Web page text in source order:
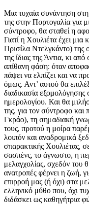
Μια τυχαία συνάντηση
της στην Πορτογαλία για
σύντροφο, θα σταθεί η
Γιατί η Χουλιέτα έχει
Πρισίλα Ντελγκάντο) της
της ίδιας της Άντια, κι
απίθανη φάση: όταν
πάψει να ελπίζει και να
όμως. Αντ’ αυτού θα
διαδικασία
ημερολογίου. Και θα
της, για τον σύντροφο
Γκράο), τη σημαδιακή
τους, προτού η μοίρα
λοιπόν και αναδρομικά
σπαρακτικής Χουλιέτας,
σασπένς, το άγνωστο, η
μελαγχολίας, σχεδόν του
ανατροπές φέρνει η ζωή,
επιρροή μας (ή όχι) στα
ελληνικό μύθο που, όχι
διδάσκει ως καθηγήτρια